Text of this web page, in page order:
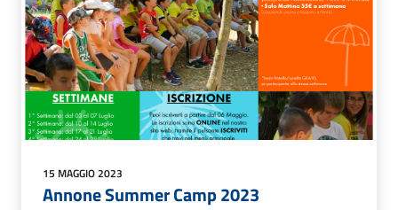
15 MAGGIO 2023
Annone Summer Camp 2023